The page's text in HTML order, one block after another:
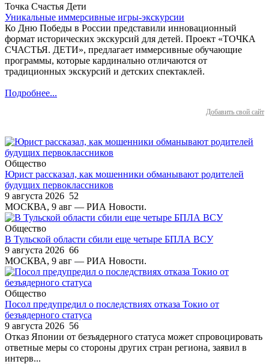
Точка Счастья Дети
Уникальные иммерсивные игры-экскурсии
Ко Дню Победы в России представили инновационный
формат исторических экскурсий для детей. Проект «ТОЧКА
СЧАСТЬЯ. ДЕТИ», предлагает иммерсивные обучающие
программы, которые кардинально отличаются от
традиционных экскурсий и детских спектаклей.
Подробнее...
Добавить свой сайт
Общество
Юрист рассказал, как мошенники обманывают родителей
будущих первоклассников
9 августа 2026 52
МОСКВА, 9 авг — РИА Новости.
Общество
В Тульской области сбили еще четыре БПЛА ВСУ
9 августа 2026 66
МОСКВА, 9 авг — РИА Новости.
Общество
Посол предупредил о последствиях отказа Токио от
безъядерного статуса
9 августа 2026 56
Отказ Японии от безъядерного статуса может спровоцировать
ответные меры со стороны других стран региона, заявил в
интерв...